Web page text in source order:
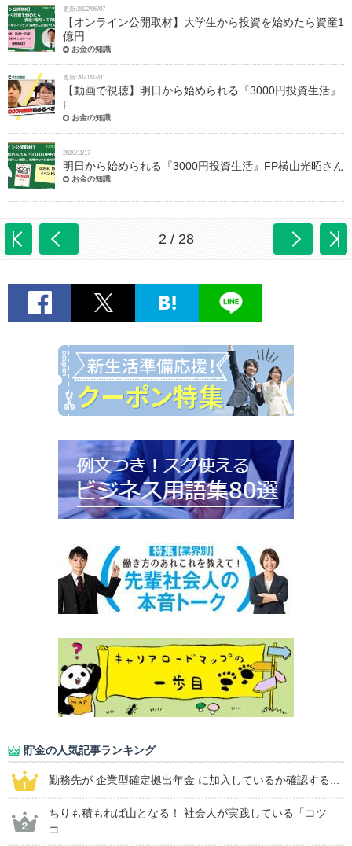
更新:2022/06/07
【オンライン公開取材】大学生から投資を始めたら資産1
億円
お金の知識
更新:2021/03/01
【動画で視聴】明日から始められる『3000円投資生活』
F
お金の知識
2020/11/17
明日から始められる『3000円投資生活』FP横山光昭さん
お金の知識
2 / 28
貯金の人気記事ランキング
勤務先が 企業型確定拠出年金 に加入しているか確認する...
ちりも積もれば山となる！ 社会人が実践している「コツ
コ...